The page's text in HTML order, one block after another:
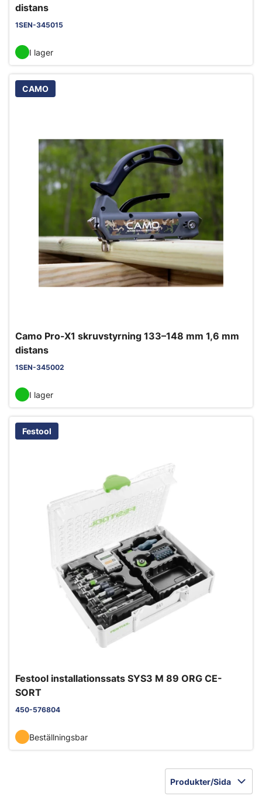
distans
1SEN-345015
I lager
CAMO
Camo Pro-X1 skruvstyrning 133–148 mm 1,6 mm
distans
1SEN-345002
I lager
Festool
Festool installationssats SYS3 M 89 ORG CE-
SORT
450-576804
Beställningsbar
Produkter/Sida